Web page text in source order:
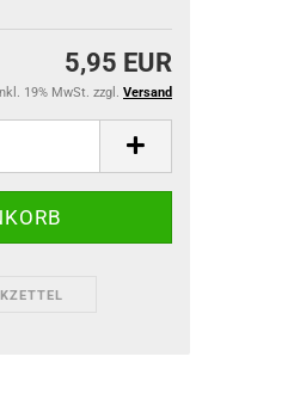
5,95 EUR
19% MwSt. zzgl. Versand